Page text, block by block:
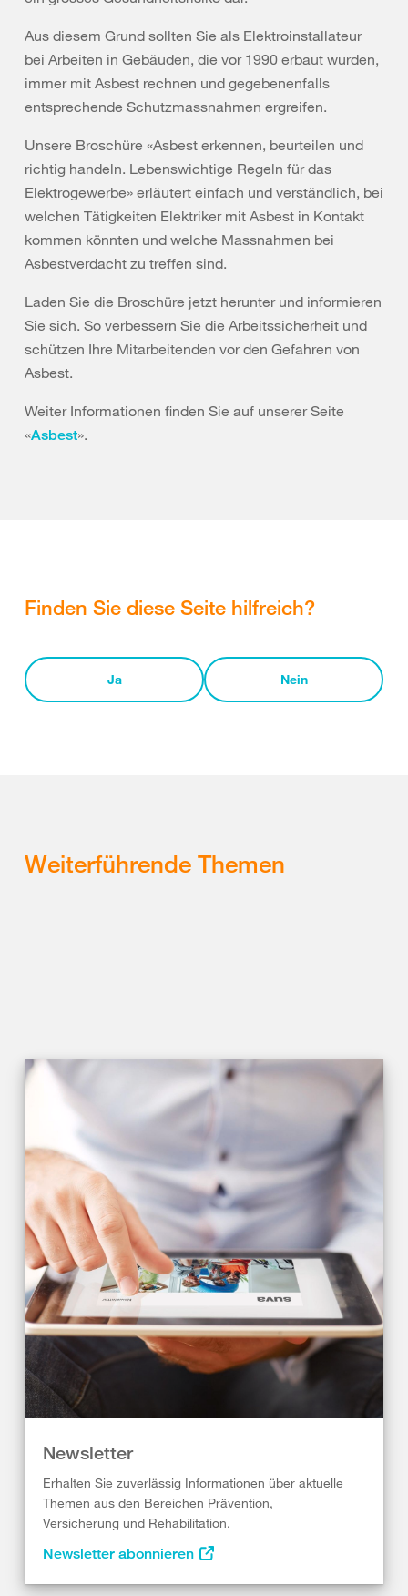
Aus diesem Grund sollten Sie als Elektroinstallateur
bei Arbeiten in Gebäuden, die vor 1990 erbaut wurden,
immer mit Asbest rechnen und gegebenenfalls
entsprechende Schutzmassnahmen ergreifen.
Unsere Broschüre «Asbest erkennen, beurteilen und
richtig handeln. Lebenswichtige Regeln für das
Elektrogewerbe» erläutert einfach und verständlich, bei
welchen Tätigkeiten Elektriker mit Asbest in Kontakt
kommen könnten und welche Massnahmen bei
Asbestverdacht zu treffen sind.
Laden Sie die Broschüre jetzt herunter und informieren
Sie sich. So verbessern Sie die Arbeitssicherheit und
schützen Ihre Mitarbeitenden vor den Gefahren von
Asbest.
Weiter Informationen finden Sie auf unserer Seite
«Asbest».
Finden Sie diese Seite hilfreich?
Ja Nein
Weiterführende Themen
Newsletter
Erhalten Sie zuverlässig Informationen über aktuelle
Themen aus den Bereichen Prävention,
Versicherung und Rehabilitation.
Newsletter abonnieren